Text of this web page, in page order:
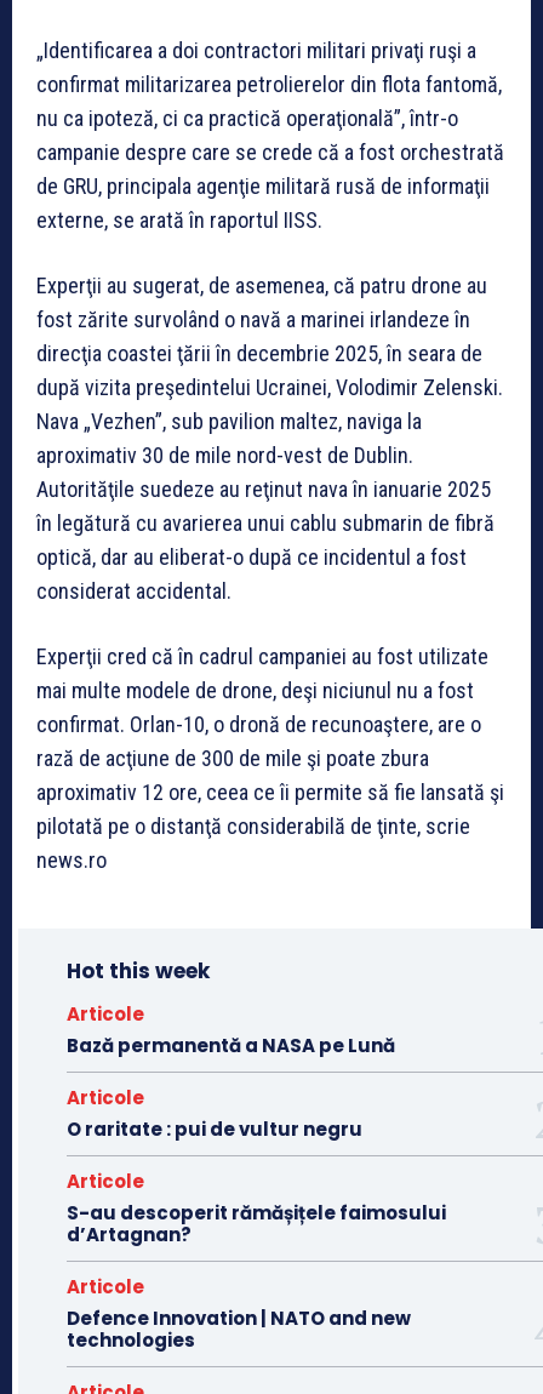
„Identificarea a doi contractori militari privaţi ruşi a
confirmat militarizarea petrolierelor din flota fantomă,
nu ca ipoteză, ci ca practică operaţională”, într-o
campanie despre care se crede că a fost orchestrată
de GRU, principala agenţie militară rusă de informaţii
externe, se arată în raportul IISS.
Experţii au sugerat, de asemenea, că patru drone au
fost zărite survolând o navă a marinei irlandeze în
direcţia coastei ţării în decembrie 2025, în seara de
după vizita preşedintelui Ucrainei, Volodimir Zelenski.
Nava „Vezhen”, sub pavilion maltez, naviga la
aproximativ 30 de mile nord-vest de Dublin.
Autorităţile suedeze au reţinut nava în ianuarie 2025
în legătură cu avarierea unui cablu submarin de fibră
optică, dar au eliberat-o după ce incidentul a fost
considerat accidental.
Experţii cred că în cadrul campaniei au fost utilizate
mai multe modele de drone, deşi niciunul nu a fost
confirmat. Orlan-10, o dronă de recunoaştere, are o
rază de acţiune de 300 de mile şi poate zbura
aproximativ 12 ore, ceea ce îi permite să fie lansată şi
pilotată pe o distanţă considerabilă de ţinte, scrie
news.ro
Hot this week
Articole
Bază permanentă a NASA pe Lună
Articole
O raritate : pui de vultur negru
Articole
S-au descoperit rămășițele faimosului
d’Artagnan?
Articole
Defence Innovation | NATO and new
technologies